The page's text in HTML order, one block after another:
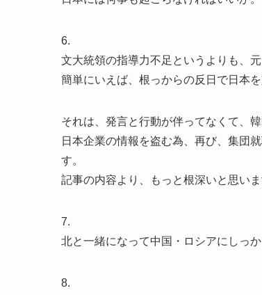
6.
文大統領の指導力不足というよりも、
簡単にいえば、根っからの反日で日本
それは、発言と行動が伴ってなくて、
日本企業の情報を盗む為、再び、集団
す。
記事の内容より、もっと根深いと思いま
7.
北と一緒になって中国・ロシアにしっ
8.